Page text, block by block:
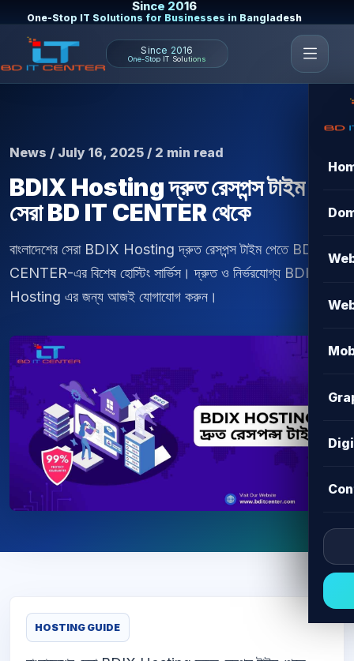
Since 2016
One-Stop IT Solutions for Businesses in Bangladesh
Since 2016
One-Stop IT Solutions
News / July 16, 2025 / 2 min read
BDIX Hosting দ্রুত রেসপন্স টাইম -
সেরা BD IT CENTER থেকে
বাংলাদেশের সেরা BDIX Hosting দ্রুত রেসপন্স টাইম পেতে BD IT
CENTER-এর বিশেষ হোস্টিং সার্ভিস। দ্রুত ও নির্ভরযোগ্য BDIX
Hosting এর জন্য আজই যোগাযোগ করুন।
HOSTING GUIDE